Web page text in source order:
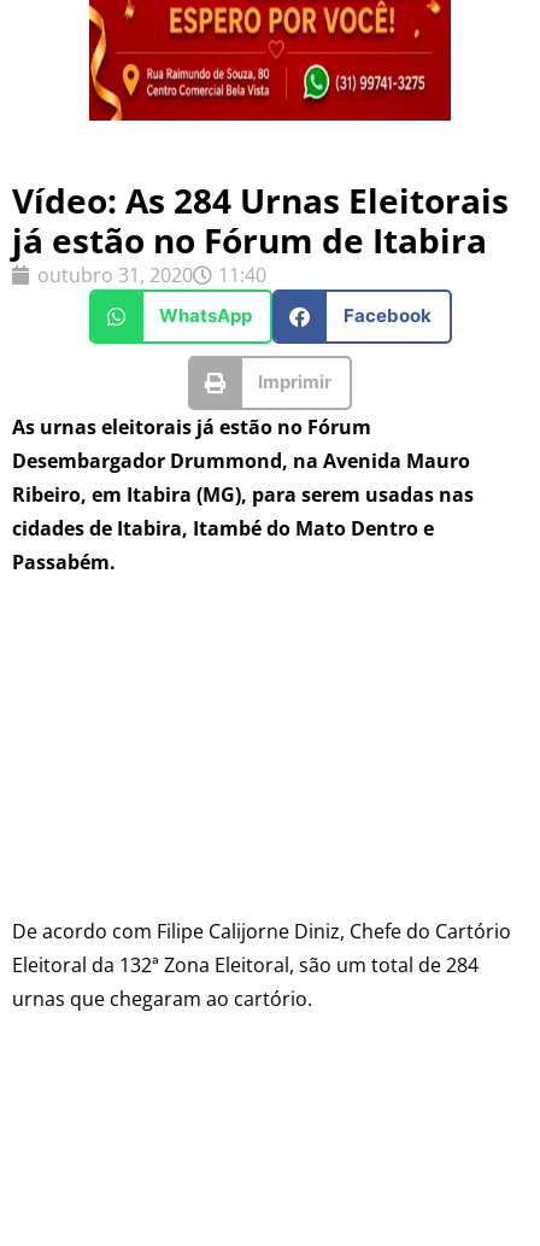
Vídeo: As 284 Urnas Eleitorais
já estão no Fórum de Itabira
outubro 31, 2020 11:40
WhatsApp Facebook
Imprimir
As urnas eleitorais já estão no Fórum
Desembargador Drummond, na Avenida Mauro
Ribeiro, em Itabira (MG), para serem usadas nas
cidades de Itabira, Itambé do Mato Dentro e
Passabém.
De acordo com Filipe Calijorne Diniz, Chefe do Cartório
Eleitoral da 132ª Zona Eleitoral, são um total de 284
urnas que chegaram ao cartório.